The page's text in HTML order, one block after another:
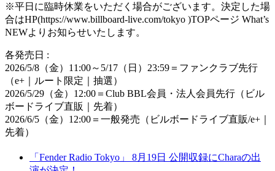
※平日に臨時休業をいただく場合がございます。決定した場
合はHP(https://www.billboard-live.com/tokyo )TOPページ What’s
NEWよりお知らせいたします。
各発売日 :
2026/5/8（金）11:00～5/17（日）23:59＝ファンクラブ先行
（e+｜ルート限定｜抽選）
2026/5/29（金）12:00＝Club BBL会員・法人会員先行（ビル
ボードライブ直販｜先着）
2026/6/5（金）12:00＝一般発売（ビルボードライブ直販/e+｜
先着）
「Fender Radio Tokyo」 8月19日 公開収録にCharaの出